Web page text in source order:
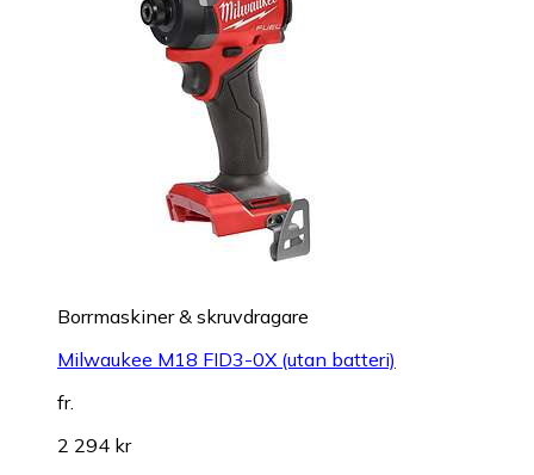
Borrmaskiner & skruvdragare
Milwaukee M18 FID3-0X (utan batteri)
fr.
2 294 kr